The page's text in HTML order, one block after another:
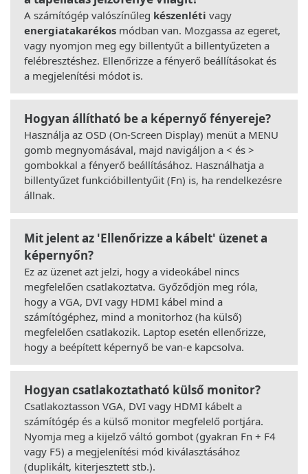
A számítógép valószínűleg készenléti vagy
energiatakarékos módban van. Mozgassa az egeret,
vagy nyomjon meg egy billentyűt a billentyűzeten a
felébresztéshez. Ellenőrizze a fényerő beállításokat és
a megjelenítési módot is.
Hogyan állítható be a képernyő fényereje?
Használja az OSD (On-Screen Display) menüt a MENU
gomb megnyomásával, majd navigáljon a < és >
gombokkal a fényerő beállításához. Használhatja a
billentyűzet funkcióbillentyűit (Fn) is, ha rendelkezésre
állnak.
Mit jelent az 'Ellenőrizze a kábelt' üzenet a
képernyőn?
Ez az üzenet azt jelzi, hogy a videokábel nincs
megfelelően csatlakoztatva. Győződjön meg róla,
hogy a VGA, DVI vagy HDMI kábel mind a
számítógéphez, mind a monitorhoz (ha külső)
megfelelően csatlakozik. Laptop esetén ellenőrizze,
hogy a beépített képernyő be van-e kapcsolva.
Hogyan csatlakoztatható külső monitor?
Csatlakoztasson VGA, DVI vagy HDMI kábelt a
számítógép és a külső monitor megfelelő portjára.
Nyomja meg a kijelző váltó gombot (gyakran Fn + F4
vagy F5) a megjelenítési mód kiválasztásához
(duplikált, kiterjesztett stb.).